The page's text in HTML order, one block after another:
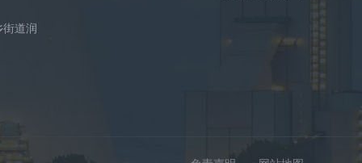
道润